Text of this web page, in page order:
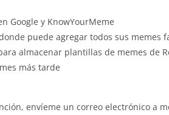
Google y KnowYourMeme
puede agregar todos sus memes
almacenar plantillas de memes de
más tarde
envíeme un correo electrónico a